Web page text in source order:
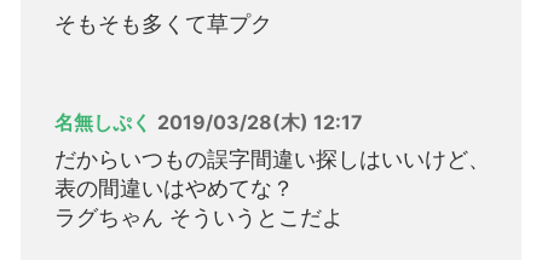
そもそも多くて草プク
名無しぷく 2019/03/28(木) 12:17
だからいつもの誤字間違い探しはいいけど、
表の間違いはやめてな？
ラグちゃん そういうとこだよ